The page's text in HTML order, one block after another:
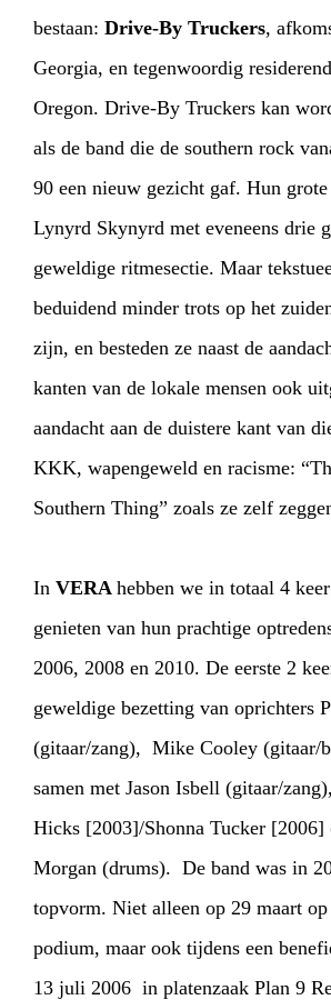
bestaan: Drive-By Truckers,
Georgia, en tegenwoordig
Oregon. Drive-By Truckers kan
als de band die de southern rock
90 een nieuw gezicht gaf. Hun
Lynyrd Skynyrd met eveneens drie
geweldige ritmesectie. Maar
beduidend minder trots op het
zijn, en besteden ze naast de
kanten van de lokale mensen ook
aandacht aan de duistere kant van
KKK, wapengeweld en racisme:
Southern Thing” zoals ze zelf
In VERA hebben we in totaal 4
genieten van hun prachtige
2006, 2008 en 2010. De eerste 2
geweldige bezetting van oprichters
(gitaar/zang), Mike Cooley (gitaar/
samen met Jason Isbell (gitaar/
Hicks [2003]/Shonna Tucker [2006]
Morgan (drums). De band was in
topvorm. Niet alleen op 29 maart
podium, maar ook tijdens een
13 juli 2006 in platenzaak Plan 9